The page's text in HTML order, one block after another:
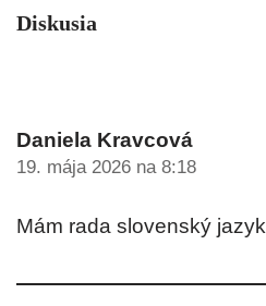
Diskusia
Daniela Kravcová
19. mája 2026 na 8:18
Mám rada slovenský jazyk